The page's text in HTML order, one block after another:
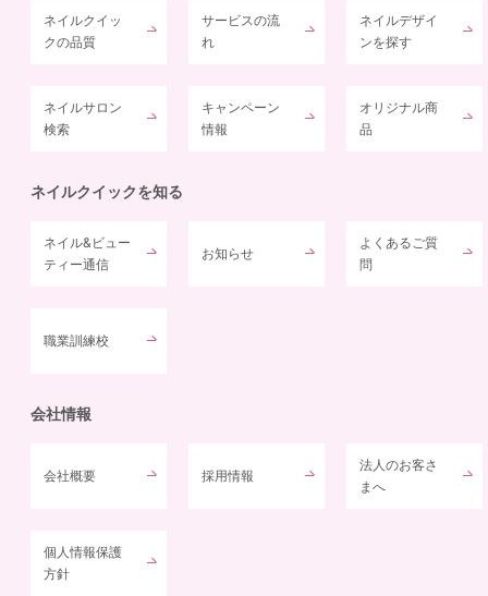
ネイルクイッ
クの品質
サービスの流
れ
ネイルデザイ
ンを探す
ネイルサロン
検索
キャンペーン
情報
オリジナル商
品
ネイルクイックを知る
ネイル&ビュー
ティー通信
お知らせ
よくあるご質
問
職業訓練校
会社情報
会社概要 採用情報
法人のお客さ
まへ
個人情報保護
方針